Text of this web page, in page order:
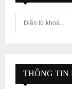
f
THÔNG TIN